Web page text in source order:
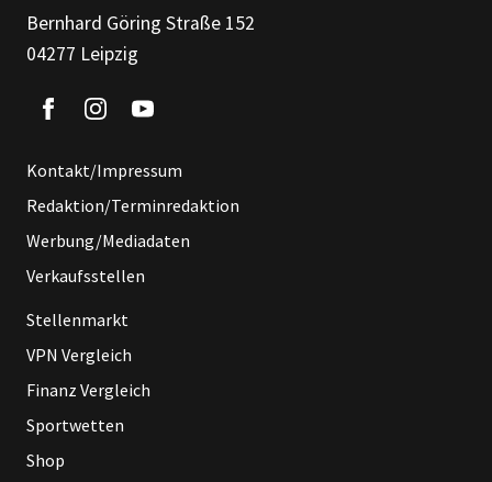
Bernhard Göring Straße 152
04277 Leipzig
Kontakt/Impressum
Redaktion/Terminredaktion
Werbung/Mediadaten
Verkaufsstellen
Stellenmarkt
VPN Vergleich
Finanz Vergleich
Sportwetten
Shop